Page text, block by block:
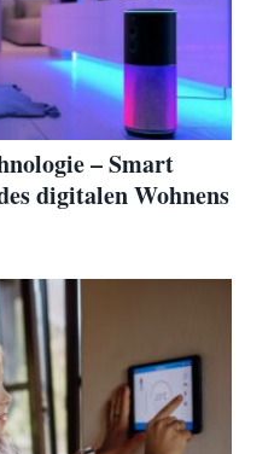
– Smart
digitalen Wohnens